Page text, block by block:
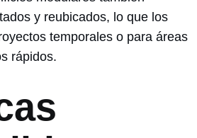
y reubicados, lo que los
temporales o para áreas
rápidos.